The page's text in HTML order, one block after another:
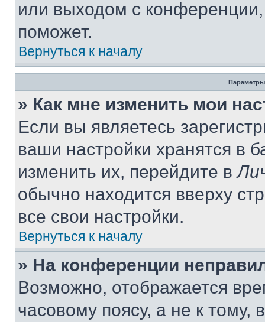
или выходом с
поможет.
Вернуться к началу
Параметры
» Как мне изменить мои
Если вы являетесь
ваши настройки хранятся в
изменить их, перейдите в
обычно находится вверху
все свои настройки.
Вернуться к началу
» На конференции
Возможно, отображается
часовому поясу, а не к тому,